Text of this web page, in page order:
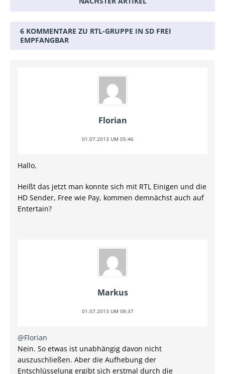
6 KOMMENTARE ZU RTL-GRUPPE IN SD FREI
EMPFANGBAR
Florian
01.07.2013 UM 05:46
Hallo,
Heißt das jetzt man konnte sich mit RTL Einigen und die
HD Sender, Free wie Pay, kommen demnächst auch auf
Entertain?
Markus
01.07.2013 UM 08:37
@Florian
Nein. So etwas ist unabhängig davon nicht
auszuschließen. Aber die Aufhebung der
Entschlüsselung ergibt sich erstmal durch die